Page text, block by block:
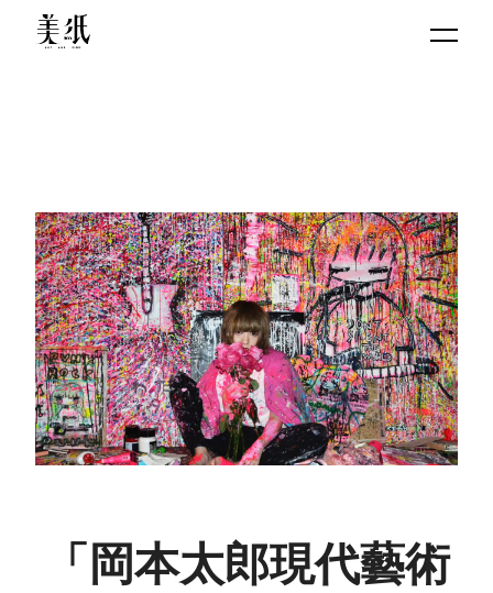
「岡本太郎現代藝術